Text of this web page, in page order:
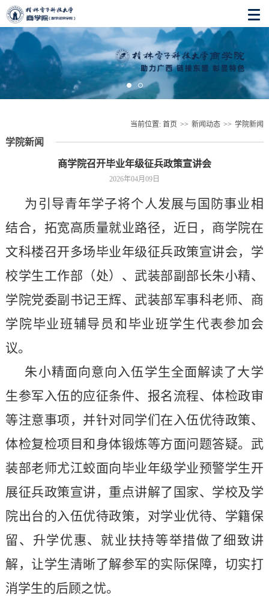
当前位置: 首页 >> 新闻动态 >> 学院新闻
学院新闻
商学院召开毕业年级征兵政策宣讲会
2026年04月09日
为引导青年学子将个人发展与国防事业相
结合，拓宽高质量就业路径，近日，商学院在
文科楼召开多场毕业年级征兵政策宣讲会，学
校学生工作部（处）、武装部副部长朱小精、
学院党委副书记王辉、武装部军事科老师、商
学院毕业班辅导员和毕业班学生代表参加会
议。
朱小精面向意向入伍学生全面解读了大学
生参军入伍的应征条件、报名流程、体检政审
等注意事项，并针对同学们在入伍优待政策、
体检复检项目和身体锻炼等方面问题答疑。武
装部老师尤江蛟面向毕业年级学业预警学生开
展征兵政策宣讲，重点讲解了国家、学校及学
院出台的入伍优待政策，对学业优待、学籍保
留、升学优惠、就业扶持等举措做了细致讲
解，让学生清晰了解参军的实际保障，切实打
消学生的后顾之忧。